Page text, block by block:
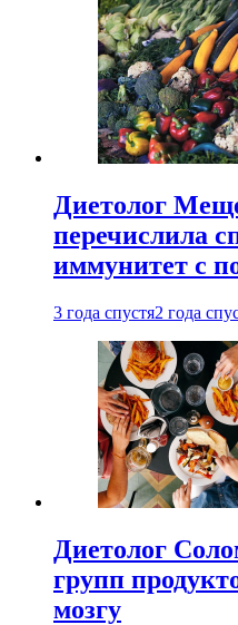
Диетолог
перечислила
иммунитет с
3 года спустя2 года
Диетолог
групп
мозгу